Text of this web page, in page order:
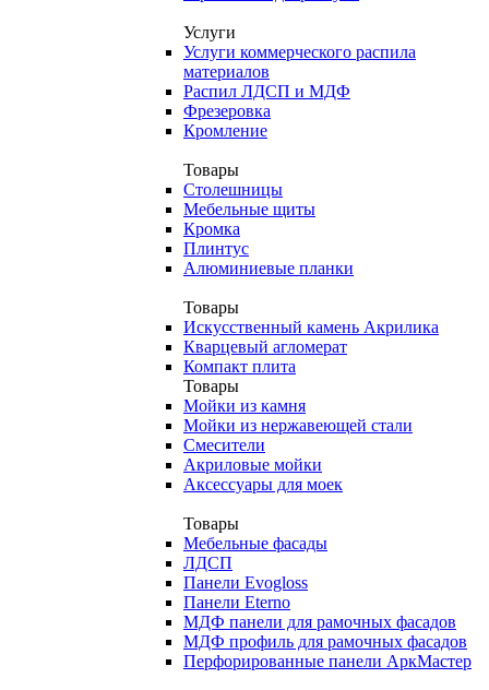
Услуги
Услуги коммерческого распила
материалов
Распил ЛДСП и МДФ
Фрезеровка
Кромление
Товары
Столешницы
Мебельные щиты
Кромка
Плинтус
Алюминиевые планки
Товары
Искусственный камень Акрилика
Кварцевый агломерат
Компакт плита
Товары
Мойки из камня
Мойки из нержавеющей стали
Смесители
Акриловые мойки
Аксессуары для моек
Товары
Мебельные фасады
ЛДСП
Панели Evogloss
Панели Eterno
МДФ панели для рамочных фасадов
МДФ профиль для рамочных фасадов
Перфорированные панели АркМастер